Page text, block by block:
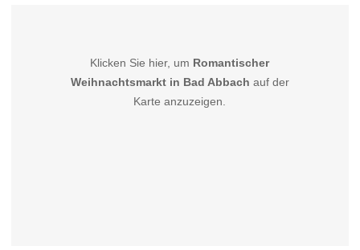
Klicken Sie hier, um Romantischer
Weihnachtsmarkt in Bad Abbach auf der
Karte anzuzeigen.